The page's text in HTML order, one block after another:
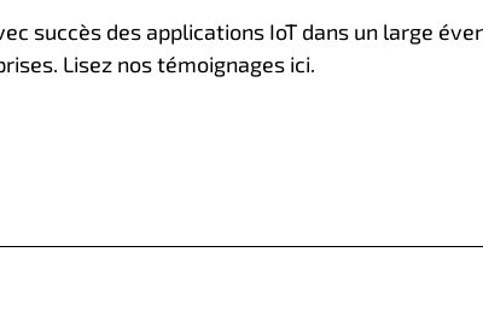
succès des applications IoT dans un large
Lisez nos témoignages ici.